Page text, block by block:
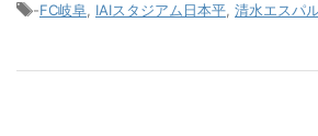
-FC岐阜 IAIスタジアム日本平 清水エスパ